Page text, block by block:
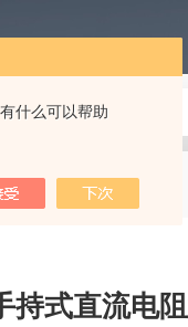
什么可以帮助
持式直流电